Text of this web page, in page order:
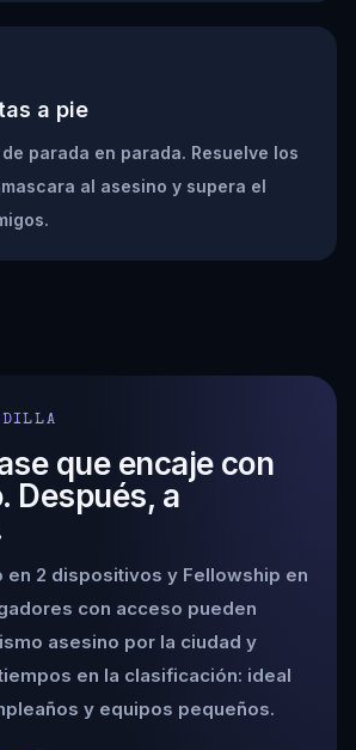
a pie
parada en parada. Resuelve los
al asesino y supera el
que encaje con
Después, a
en 2 dispositivos y Fellowship en
con acceso pueden
asesino por la ciudad y
en la clasificación: ideal
y equipos pequeños.